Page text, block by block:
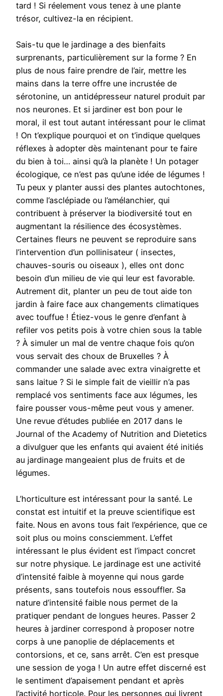
tard ! Si réelement vous tenez à une plante
trésor, cultivez-la en récipient.
Sais-tu que le jardinage a des bienfaits
surprenants, particulièrement sur la forme ? En
plus de nous faire prendre de l’air, mettre les
mains dans la terre offre une incrustée de
sérotonine, un antidépresseur naturel produit par
nos neurones. Et si jardiner est bon pour le
moral, il est tout autant intéressant pour le climat
! On t’explique pourquoi et on t’indique quelques
réflexes à adopter dès maintenant pour te faire
du bien à toi… ainsi qu’à la planète ! Un potager
écologique, ce n’est pas qu’une idée de légumes !
Tu peux y planter aussi des plantes autochtones,
comme l’asclépiade ou l’amélanchier, qui
contribuent à préserver la biodiversité tout en
augmentant la résilience des écosystèmes.
Certaines fleurs ne peuvent se reproduire sans
l’intervention d’un pollinisateur ( insectes,
chauves-souris ou oiseaux ), elles ont donc
besoin d’un milieu de vie qui leur est favorable.
Autrement dit, planter un peu de tout aide ton
jardin à faire face aux changements climatiques
avec touffue ! Étiez-vous le genre d’enfant à
refiler vos petits pois à votre chien sous la table
? À simuler un mal de ventre chaque fois qu’on
vous servait des choux de Bruxelles ? À
commander une salade avec extra vinaigrette et
sans laitue ? Si le simple fait de vieillir n’a pas
remplacé vos sentiments face aux légumes, les
faire pousser vous-même peut vous y amener.
Une revue d’études publiée en 2017 dans le
Journal of the Academy of Nutrition and Dietetics
a divulguer que les enfants qui avaient été initiés
au jardinage mangeaient plus de fruits et de
légumes.
L’horticulture est intéressant pour la santé. Le
constat est intuitif et la preuve scientifique est
faite. Nous en avons tous fait l’expérience, que ce
soit plus ou moins consciemment. L’effet
intéressant le plus évident est l’impact concret
sur notre physique. Le jardinage est une activité
d’intensité faible à moyenne qui nous garde
présents, sans toutefois nous essouffler. Sa
nature d’intensité faible nous permet de la
pratiquer pendant de longues heures. Passer 2
heures à jardiner correspond à proposer notre
corps à une panoplie de déplacements et
contorsions, et ce, sans arrêt. C’en est presque
une session de yoga ! Un autre effet discerné est
le sentiment d’apaisement pendant et après
l’activité horticole. Pour les personnes qui livrent